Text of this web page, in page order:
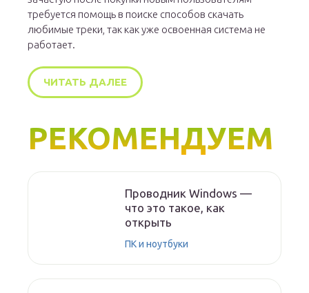
требуется помощь в поиске способов скачать
любимые треки, так как уже освоенная система не
работает.
ЧИТАТЬ ДАЛЕЕ
РЕКОМЕНДУЕМ
Проводник Windows —
что это такое, как
открыть
ПК и ноутбуки